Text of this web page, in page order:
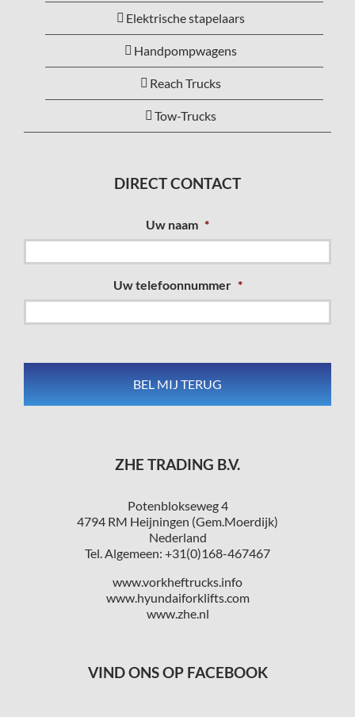
Elektrische stapelaars
Handpompwagens
Reach Trucks
Tow-Trucks
DIRECT CONTACT
Uw naam *
Uw telefoonnummer *
ZHE TRADING B.V.
Potenblokseweg 4
4794 RM Heijningen (Gem.Moerdijk)
Nederland
Tel. Algemeen: +31(0)168-467467
www.vorkheftrucks.info
www.hyundaiforklifts.com
www.zhe.nl
VIND ONS OP FACEBOOK